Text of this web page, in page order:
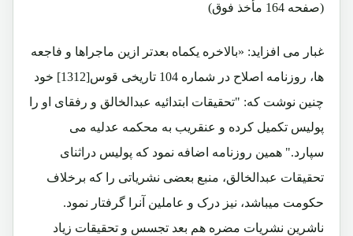
(صفحه 164 مأخذ فوق)
غبار می افزاید: «بالاخره یکماه بعدتر ازین ماجراها و فاجعه
ها، روزنامه اصلاح در شماره 104 تاریخی قوس[1312] خود
چنین نوشت که: "تحقیقات ابتدائیه عبدالخالق و رفقای او را
پولیس تکمیل کرده و عنقریب به محکمه عدلیه می
سپارد." همین روزنامه اضافه نمود که پولیس دراثنای
تحقیقات عبدالخالق، منبع بعضی نشریاتی را که برخلاف
حکومت میباشد، نیز درک و عاملین آنرا گرفتار نمود.
ناشرین نشریات مضره هم بعد تجسس و تحقیقات زیاد